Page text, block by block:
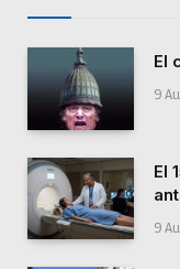
El
9
El
9